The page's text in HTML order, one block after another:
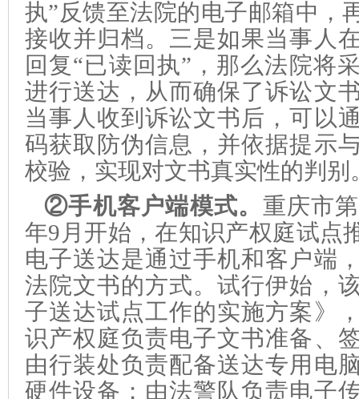
执”反馈至法院的电子邮箱中，
接收并归档。三是如果当事人
回复“已读回执”，那么法院将
进行送达，从而确保了诉讼文
当事人收到诉讼文书后，可以
码获取防伪信息，并依据提示
校验，实现对文书真实性的判别
②手机客户端模式。 重庆市
年9月开始，在知识产权庭试点
电子送达是通过手机和客户端
法院文书的方式。试行伊始，
子送达试点工作的实施方案》
识产权庭负责电子文书准备、
由行装处负责配备送达专用电
硬件设备；由法警队负责电子